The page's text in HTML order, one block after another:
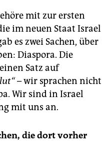
mit zur ersten
im neuen Staat Israel
es zwei Sachen, über
Diaspora. Die
Satz auf
– wir sprachen nicht
Wir sind in Israel
mit uns an.
die dort vorher